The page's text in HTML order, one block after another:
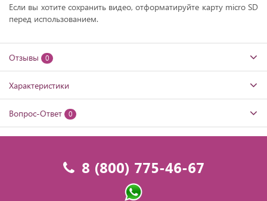
Если вы хотите сохранить видео, отформатируйте карту micro SD
перед использованием.
Отзывы 0
Характеристики
Вопрос-Ответ 0
8 (800) 775-46-67